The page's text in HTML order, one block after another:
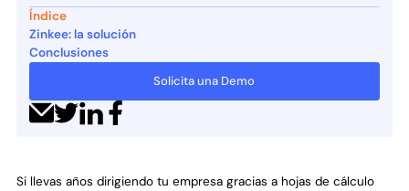
Índice
Zinkee: la solución
Conclusiones
Solicita una Demo
Si llevas años dirigiendo tu empresa gracias a hojas de cálculo